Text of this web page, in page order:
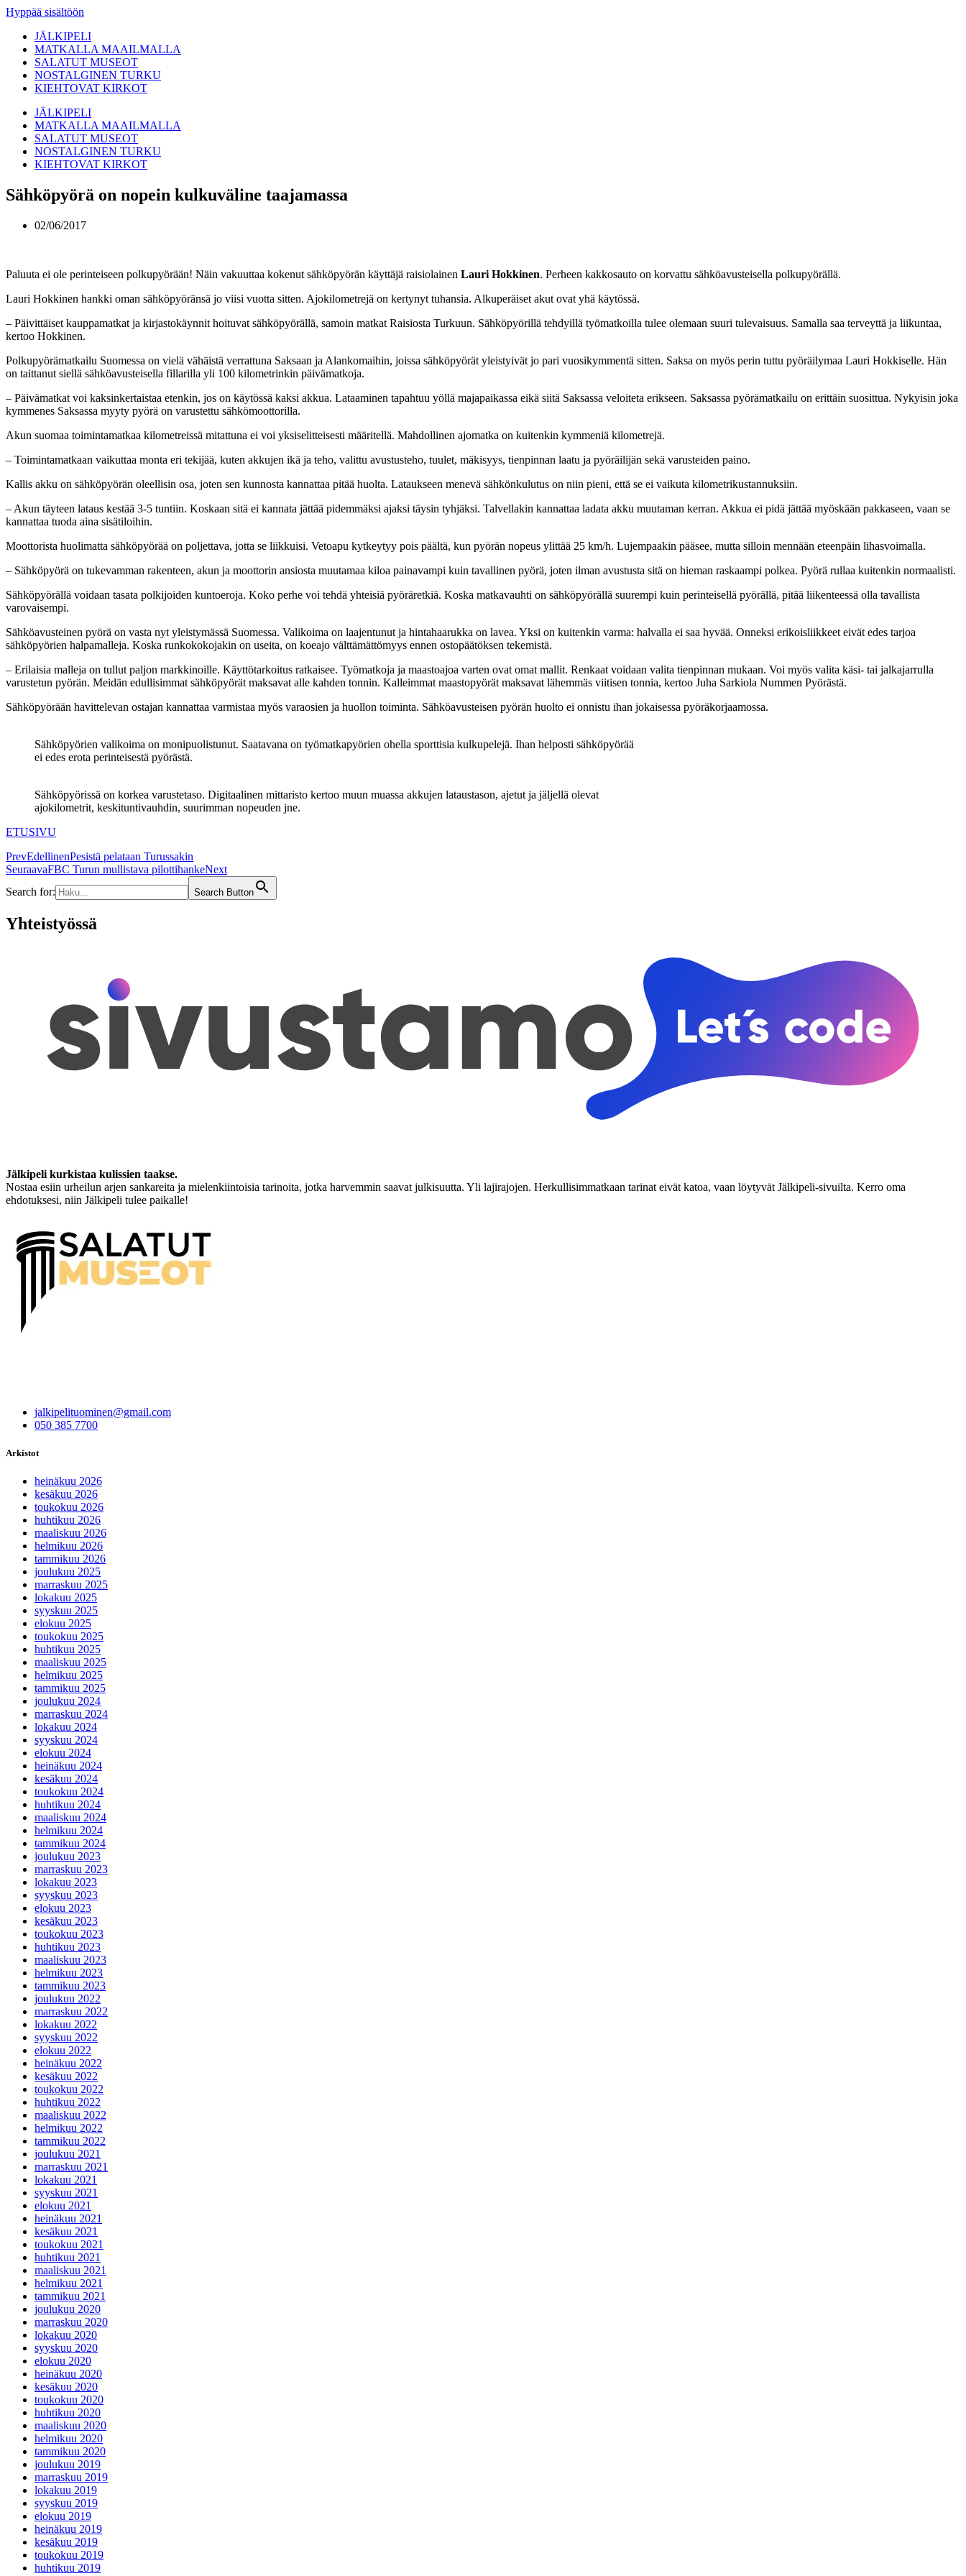
Hyppää sisältöön
JÄLKIPELI
MATKALLA MAAILMALLA
SALATUT MUSEOT
NOSTALGINEN TURKU
KIEHTOVAT KIRKOT
JÄLKIPELI
MATKALLA MAAILMALLA
SALATUT MUSEOT
NOSTALGINEN TURKU
KIEHTOVAT KIRKOT
Sähköpyörä on nopein kulkuväline taajamassa
02/06/2017
Paluuta ei ole perinteiseen polkupyörään! Näin vakuuttaa kokenut sähköpyörän käyttäjä raisiolainen Lauri Hokkinen. Perheen kakkosauto on korvattu sähköavusteisella polkupyörällä.
Lauri Hokkinen hankki oman sähköpyöränsä jo viisi vuotta sitten. Ajokilometrejä on kertynyt tuhansia. Alkuperäiset akut ovat yhä käytössä.
– Päivittäiset kauppamatkat ja kirjastokäynnit hoituvat sähköpyörällä, samoin matkat Raisiosta Turkuun. Sähköpyörillä tehdyillä työmatkoilla tulee olemaan suuri tulevaisuus. Samalla saa terveyttä ja liikuntaa,
kertoo Hokkinen.
Polkupyörämatkailu Suomessa on vielä vähäistä verrattuna Saksaan ja Alankomaihin, joissa sähköpyörät yleistyivät jo pari vuosikymmentä sitten. Saksa on myös perin tuttu pyöräilymaa Lauri Hokkiselle. Hän
on taittanut siellä sähköavusteisella fillarilla yli 100 kilometrinkin päivämatkoja.
– Päivämatkat voi kaksinkertaistaa etenkin, jos on käytössä kaksi akkua. Lataaminen tapahtuu yöllä majapaikassa eikä siitä Saksassa veloiteta erikseen. Saksassa pyörämatkailu on erittäin suosittua. Nykyisin joka
kymmenes Saksassa myyty pyörä on varustettu sähkömoottorilla.
Akun suomaa toimintamatkaa kilometreissä mitattuna ei voi yksiselitteisesti määritellä. Mahdollinen ajomatka on kuitenkin kymmeniä kilometrejä.
– Toimintamatkaan vaikuttaa monta eri tekijää, kuten akkujen ikä ja teho, valittu avustusteho, tuulet, mäkisyys, tienpinnan laatu ja pyöräilijän sekä varusteiden paino.
Kallis akku on sähköpyörän oleellisin osa, joten sen kunnosta kannattaa pitää huolta. Lataukseen menevä sähkönkulutus on niin pieni, että se ei vaikuta kilometrikustannuksiin.
– Akun täyteen lataus kestää 3-5 tuntiin. Koskaan sitä ei kannata jättää pidemmäksi ajaksi täysin tyhjäksi. Talvellakin kannattaa ladata akku muutaman kerran. Akkua ei pidä jättää myöskään pakkaseen, vaan se
kannattaa tuoda aina sisätiloihin.
Moottorista huolimatta sähköpyörää on poljettava, jotta se liikkuisi. Vetoapu kytkeytyy pois päältä, kun pyörän nopeus ylittää 25 km/h. Lujempaakin pääsee, mutta silloin mennään eteenpäin lihasvoimalla.
– Sähköpyörä on tukevamman rakenteen, akun ja moottorin ansiosta muutamaa kiloa painavampi kuin tavallinen pyörä, joten ilman avustusta sitä on hieman raskaampi polkea. Pyörä rullaa kuitenkin normaalisti.
Sähköpyörällä voidaan tasata polkijoiden kuntoeroja. Koko perhe voi tehdä yhteisiä pyöräretkiä. Koska matkavauhti on sähköpyörällä suurempi kuin perinteisellä pyörällä, pitää liikenteessä olla tavallista
varovaisempi.
Sähköavusteinen pyörä on vasta nyt yleistymässä Suomessa. Valikoima on laajentunut ja hintahaarukka on lavea. Yksi on kuitenkin varma: halvalla ei saa hyvää. Onneksi erikoisliikkeet eivät edes tarjoa
sähköpyörien halpamalleja. Koska runkokokojakin on useita, on koeajo välttämättömyys ennen ostopäätöksen tekemistä.
– Erilaisia malleja on tullut paljon markkinoille. Käyttötarkoitus ratkaisee. Työmatkoja ja maastoajoa varten ovat omat mallit. Renkaat voidaan valita tienpinnan mukaan. Voi myös valita käsi- tai jalkajarrulla
varustetun pyörän. Meidän edullisimmat sähköpyörät maksavat alle kahden tonnin. Kalleimmat maastopyörät maksavat lähemmäs viitisen tonnia, kertoo Juha Sarkiola Nummen Pyörästä.
Sähköpyörään havittelevan ostajan kannattaa varmistaa myös varaosien ja huollon toiminta. Sähköavusteisen pyörän huolto ei onnistu ihan jokaisessa pyöräkorjaamossa.
Sähköpyörien valikoima on monipuolistunut. Saatavana on työmatkapyörien ohella sporttisia kulkupelejä. Ihan helposti sähköpyörää
ei edes erota perinteisestä pyörästä.
Sähköpyörissä on korkea varustetaso. Digitaalinen mittaristo kertoo muun muassa akkujen lataustason, ajetut ja jäljellä olevat
ajokilometrit, keskituntivauhdin, suurimman nopeuden jne.
ETUSIVU
PrevEdellinenPesistä pelataan Turussakin
SeuraavaFBC Turun mullistava pilottihankeNext
Search for:
Search Button
Yhteistyössä
Jälkipeli kurkistaa kulissien taakse.
Nostaa esiin urheilun arjen sankareita ja mielenkiintoisia tarinoita, jotka harvemmin saavat julkisuutta. Yli lajirajojen. Herkullisimmatkaan tarinat eivät katoa, vaan löytyvät Jälkipeli-sivuilta. Kerro oma
ehdotuksesi, niin Jälkipeli tulee paikalle!
jalkipelituominen@gmail.com
050 385 7700
Arkistot
heinäkuu 2026
kesäkuu 2026
toukokuu 2026
huhtikuu 2026
maaliskuu 2026
helmikuu 2026
tammikuu 2026
joulukuu 2025
marraskuu 2025
lokakuu 2025
syyskuu 2025
elokuu 2025
toukokuu 2025
huhtikuu 2025
maaliskuu 2025
helmikuu 2025
tammikuu 2025
joulukuu 2024
marraskuu 2024
lokakuu 2024
syyskuu 2024
elokuu 2024
heinäkuu 2024
kesäkuu 2024
toukokuu 2024
huhtikuu 2024
maaliskuu 2024
helmikuu 2024
tammikuu 2024
joulukuu 2023
marraskuu 2023
lokakuu 2023
syyskuu 2023
elokuu 2023
kesäkuu 2023
toukokuu 2023
huhtikuu 2023
maaliskuu 2023
helmikuu 2023
tammikuu 2023
joulukuu 2022
marraskuu 2022
lokakuu 2022
syyskuu 2022
elokuu 2022
heinäkuu 2022
kesäkuu 2022
toukokuu 2022
huhtikuu 2022
maaliskuu 2022
helmikuu 2022
tammikuu 2022
joulukuu 2021
marraskuu 2021
lokakuu 2021
syyskuu 2021
elokuu 2021
heinäkuu 2021
kesäkuu 2021
toukokuu 2021
huhtikuu 2021
maaliskuu 2021
helmikuu 2021
tammikuu 2021
joulukuu 2020
marraskuu 2020
lokakuu 2020
syyskuu 2020
elokuu 2020
heinäkuu 2020
kesäkuu 2020
toukokuu 2020
huhtikuu 2020
maaliskuu 2020
helmikuu 2020
tammikuu 2020
joulukuu 2019
marraskuu 2019
lokakuu 2019
syyskuu 2019
elokuu 2019
heinäkuu 2019
kesäkuu 2019
toukokuu 2019
huhtikuu 2019